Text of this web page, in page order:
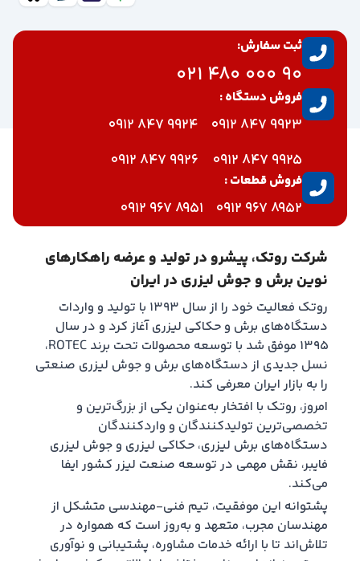
ثبت سفارش:
90 000 480 021
فروش دستگاه :
9923 847 0912
9924 847 0912
9925 847 0912
9926 847 0912
فروش قطعات :
8952 967 0912
8951 967 0912
شرکت روتک، پیشرو در تولید و عرضه راهکارهای
نوین برش و جوش لیزری در ایران
روتک فعالیت خود را از سال ۱۳۹۳ با تولید و واردات
دستگاه‌های برش و حکاکی لیزری آغاز کرد و در سال
۱۳۹۵ موفق شد با توسعه محصولات تحت برند ROTEC،
نسل جدیدی از دستگاه‌های برش و جوش لیزری صنعتی
را به بازار ایران معرفی کند.
امروز، روتک با افتخار به‌عنوان یکی از بزرگ‌ترین و
تخصصی‌ترین تولیدکنندگان و واردکنندگان
دستگاه‌های برش لیزری، حکاکی لیزری و جوش لیزری
فایبر، نقش مهمی در توسعه صنعت لیزر کشور ایفا
می‌کند.
پشتوانه این موفقیت، تیم فنی-مهندسی متشکل از
مهندسان مجرب، متعهد و به‌روز است که همواره در
تلاش‌اند تا با ارائه خدمات مشاوره، پشتیبانی و نوآوری